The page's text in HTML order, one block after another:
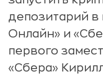
депозитарий в
Онлайн» и
первого
«Сбера»